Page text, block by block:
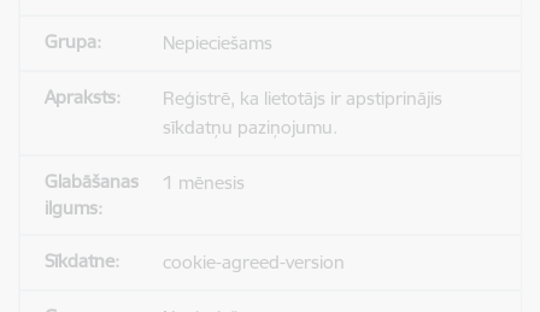
Nepieciešams
Reģistrē, ka lietotājs ir apstiprinājis
sīkdatņu paziņojumu.
1 mēnesis
cookie-agreed-version